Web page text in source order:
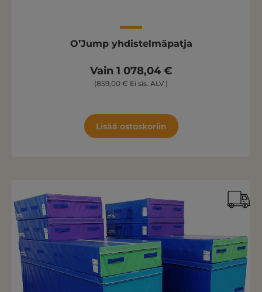
O’Jump yhdistelmäpatja
Vain 1 078,04 €
(859,00 € Ei sis. ALV )
Lisää ostoskoriin